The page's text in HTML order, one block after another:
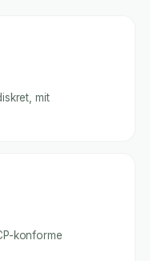
mit
konforme